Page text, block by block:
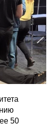
50